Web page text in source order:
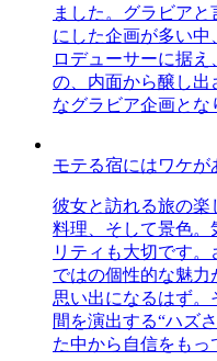
ました。グラビア
にした企画が多い中
ロデューサーに据
の、内面から醸し出
なグラビア企画とな
モテる宿にはワケが
彼女と訪れる旅の
料理、そして景色。
リティも大切です
ではの個性的な魅
思い出になるはず
間を演出する“ハズ
た中から自信をもっ